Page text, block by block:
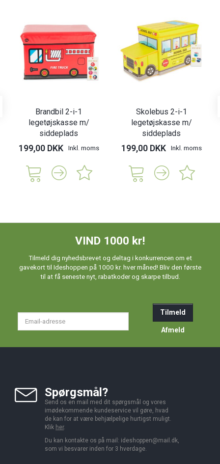
Brandbil 2-i-1
legetøjskasse m/
siddeplads
199,00 DKK Inkl. moms
Skolebus 2-i-1
legetøjskasse m/
siddeplads
199,00 DKK Inkl. moms
VIND 1000 kr!
Tilmeld dig nyhedsbrevet og deltag i konkurrencen om et
gavekort til Ideshoppen på 1000 kr. hver måned! Bliv den første
til at få seneste nyt, rabatkoder og skarpe tilbud.
Tilmeld
Afmeld
Spørgsmål?
Send os en mail med dit spørgsmål og vores
imødekommende kundeservice vil gøre, hvad
de kan for at være behjælpelige hurtigst muligt.
Klik her.
Du kan kontakte os på mail: ideshoppen@mail.dk,
som vi besvarer inden for 3 hverdage.